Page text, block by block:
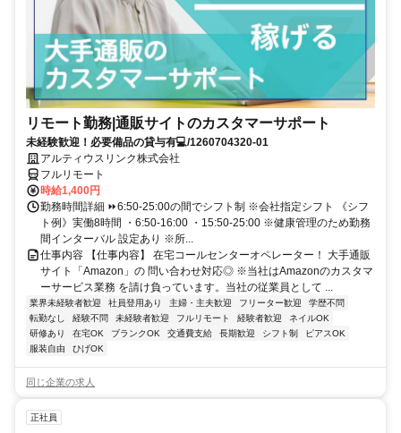
リモート勤務|通販サイトのカスタマーサポート
未経験歓迎！必要備品の貸与有💻/1260704320-01
アルティウスリンク株式会社
フルリモート
時給1,400円
勤務時間詳細 ⏩6:50-25:00の間でシフト制 ※会社指定シフト 《シフ
ト例》実働8時間 ・6:50-16:00 ・15:50-25:00 ※健康管理のため勤務
間インターバル 設定あり ※所...
仕事内容 【仕事内容】 在宅コールセンターオペレーター！ 大手通販
サイト「Amazon」の 問い合わせ対応◎ ※当社はAmazonのカスタマ
ーサービス業務 を請け負っています。当社の従業員として ...
業界未経験者歓迎 社員登用あり 主婦・主夫歓迎 フリーター歓迎
学歴不問
転勤なし
経験不問 未経験者歓迎 フルリモート 経験者歓迎
ネイルOK
研修あり
在宅OK ブランクOK 交通費支給 長期歓迎 シフト制
ピアスOK
服装自由
ひげOK
同じ企業の求人
正社員